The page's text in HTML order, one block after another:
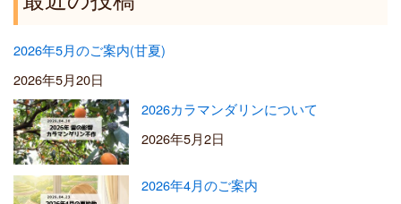
2026年5月のご案内(甘夏)
2026年5月20日
2026カラマンダリンについて
2026年5月2日
2026年4月のご案内